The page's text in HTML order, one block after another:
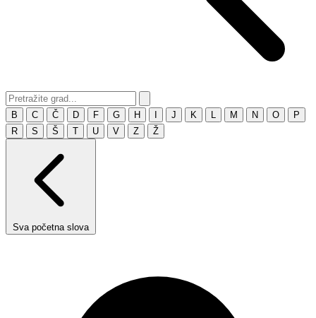
B C Č D F G H J K M N O
P
R
S Š T U V Z Ž
Sva početna slova